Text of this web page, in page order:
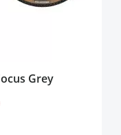
Grey